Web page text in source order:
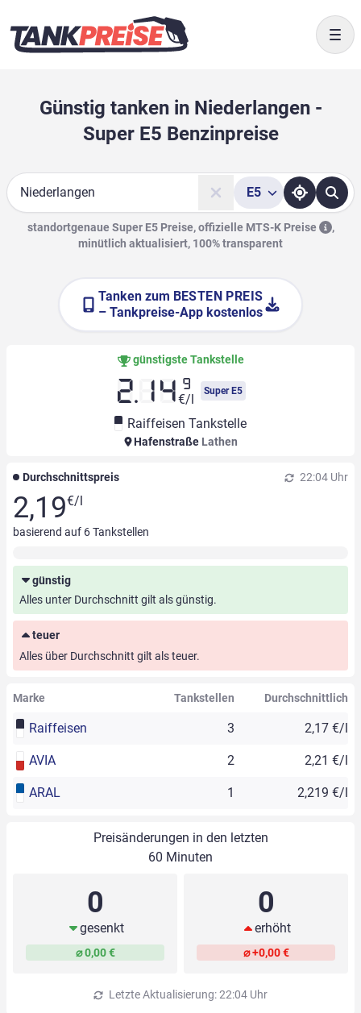
Günstig tanken in Niederlangen -
Super E5 Benzinpreise
Suche
E5
standortgenaue Super E5 Preise, offizielle MTS-K Preise
,
minütlich aktualisiert, 100% transparent
Tanken zum BESTEN PREIS
– Tankpreise-App kostenlos
günstigste Tankstelle
2.14 9
€/l
Super E5
Raiffeisen Tankstelle
Hafenstraße Lathen
Durchschnittspreis 22:04 Uhr
2,19€/l
basierend auf 6Tankstellen
günstig
Alles unter Durchschnitt gilt als günstig.
teuer
Alles über Durchschnitt gilt als teuer.
Marke Tankstellen Durchschnittlich
Raiffeisen 3 2,17 €/l
AVIA 2 2,21 €/l
ARAL 1 2,219 €/l
Preisänderungen in den letzten
60 Minuten
0
gesenkt
⌀ 0,00 €
0
erhöht
⌀ +0,00 €
Letzte Aktualisierung: 22:04 Uhr